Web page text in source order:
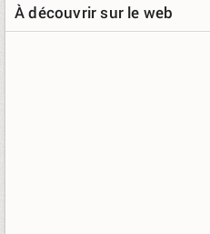
À découvrir sur le web